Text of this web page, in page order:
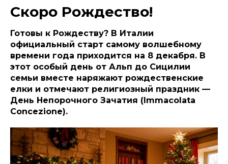
Скоро Рождество!
Готовы к Рождеству? В Италии
официальный старт самому волшебному
времени года приходится на 8 декабря. В
этот особый день от Альп до Сицилии
семьи вместе наряжают рождественские
елки и отмечают религиозный праздник —
День Непорочного Зачатия (Immacolata
Concezione).